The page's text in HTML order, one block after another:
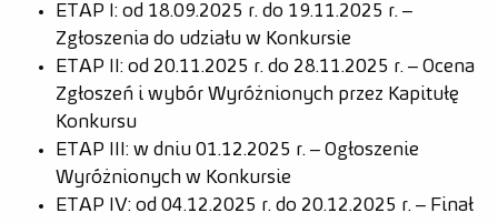
ETAP I: od 18.09.2025 r. do 19.11.2025 r. –
Zgłoszenia do udziału w Konkursie
ETAP II: od 20.11.2025 r. do 28.11.2025 r. – Ocena
Zgłoszeń i wybór Wyróżnionych przez Kapitułę
Konkursu
ETAP III: w dniu 01.12.2025 r. – Ogłoszenie
Wyróżnionych w Konkursie
ETAP IV: od 04.12.2025 r. do 20.12.2025 r. – Finał